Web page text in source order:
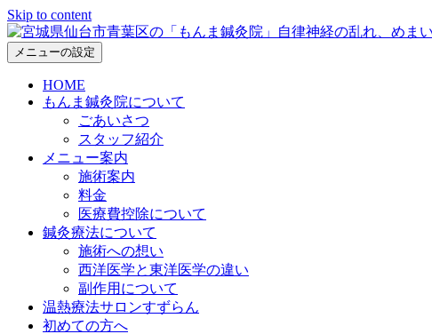
Skip to content
メニューの設定
HOME
もんま鍼灸院について
ごあいさつ
スタッフ紹介
メニュー案内
施術案内
料金
医療費控除について
鍼灸療法について
施術への想い
西洋医学と東洋医学の違い
副作用について
温熱療法サロンすずらん
初めての方へ